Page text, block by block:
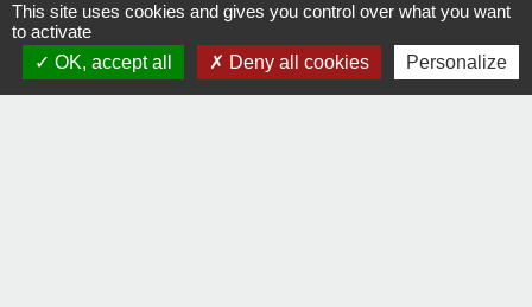
Et aussi
Mur mitoyen
This site uses cookies and gives you control over what you want
to activate
OK, accept all
Deny all cookies Personalize